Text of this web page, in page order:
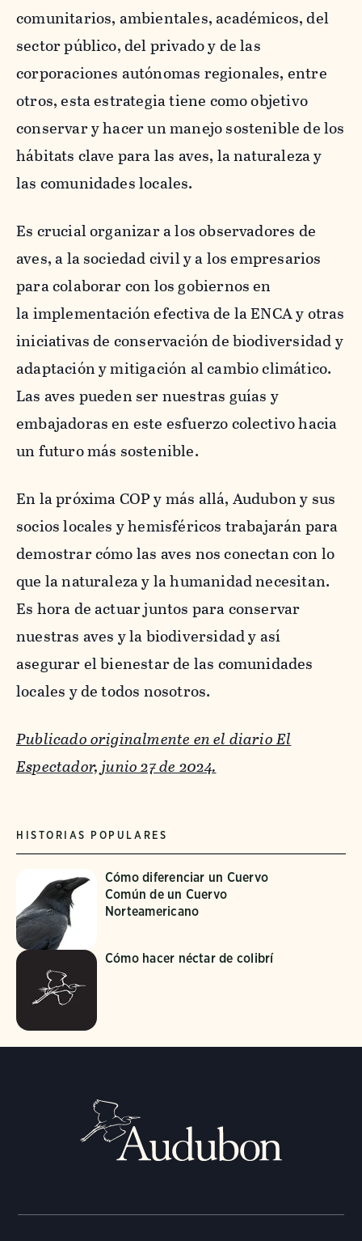
comunitarios, ambientales, académicos, del
sector público, del privado y de las
corporaciones autónomas regionales, entre
otros, esta estrategia tiene como objetivo
conservar y hacer un manejo sostenible de los
hábitats clave para las aves, la naturaleza y
las comunidades locales.
Es crucial organizar a los observadores de
aves, a la sociedad civil y a los empresarios
para colaborar con los gobiernos en
la implementación efectiva de la ENCA y otras
iniciativas de conservación de biodiversidad y
adaptación y mitigación al cambio climático.
Las aves pueden ser nuestras guías y
embajadoras en este esfuerzo colectivo hacia
un futuro más sostenible.
En la próxima COP y más allá, Audubon y sus
socios locales y hemisféricos trabajarán para
demostrar cómo las aves nos conectan con lo
que la naturaleza y la humanidad necesitan.
Es hora de actuar juntos para conservar
nuestras aves y la biodiversidad y así
asegurar el bienestar de las comunidades
locales y de todos nosotros.
Publicado originalmente en el diario El
Espectador, junio 27 de 2024.
HISTORIAS POPULARES
Cómo diferenciar un Cuervo
Común de un Cuervo
Norteamericano
Cómo hacer néctar de colibrí